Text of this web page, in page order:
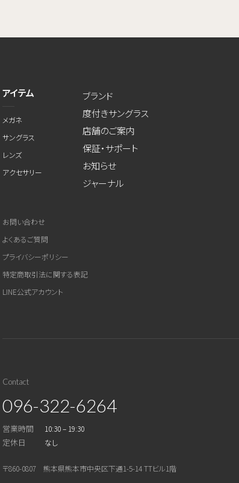
アイテム
メガネ
サングラス
レンズ
アクセサリー
ブランド
度付きサングラス
店舗のご案内
保証・サポート
お知らせ
ジャーナル
お問い合わせ
よくあるご質問
プライバシーポリシー
特定商取引法に関する表記
LINE公式アカウント
Contact
096-322-6264
営業時間 10:30 – 19:30
定休日 なし
〒860-0807 熊本県熊本市中央区下通1-5-14 TTビル1階